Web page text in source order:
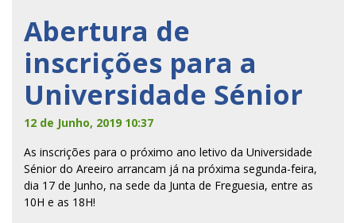
Abertura de
inscrições para a
Universidade Sénior
12 de Junho, 2019 10:37
As inscrições para o próximo ano letivo da Universidade
Sénior do Areeiro arrancam já na próxima segunda-feira,
dia 17 de Junho, na sede da Junta de Freguesia, entre as
10H e as 18H!